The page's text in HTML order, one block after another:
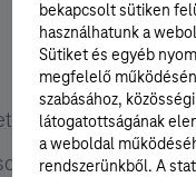
(HUNESZ)
Szövetsége
bekapcsolt sütiken
használhatunk a
Sütiket és egyéb
megfelelő
szabásához,
látogatottságának
a weboldal
rendszerünkből. A